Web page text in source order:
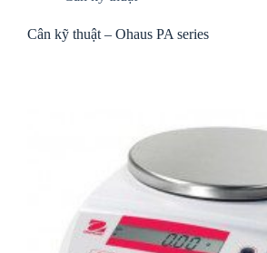
Cân kỹ thuật – Ohaus PA series